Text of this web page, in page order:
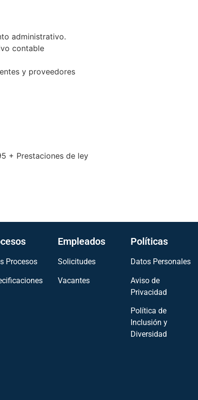
administrativo.
contable
y proveedores
+ Prestaciones de ley
Procesos
Empleados
Solicitudes
Vacantes
Políticas
Datos Personales
Aviso de
Privacidad
Política de
Inclusión y
Diversidad